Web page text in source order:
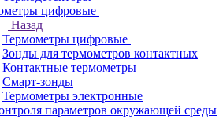
цифровые
Назад
Термометры цифровые
Зонды для термометров контактных
Контактные термометры
Смарт-зонды
Термометры электронные
параметров окружающей среды